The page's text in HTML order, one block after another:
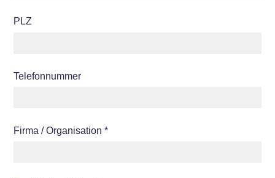
PLZ
Telefonnummer
Firma / Organisation *